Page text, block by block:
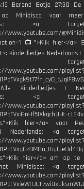
Berend Botje 27:30
op Minidisco voor
<a
www.youtube.com/
📺">Klik hier</a>
Kinderliedjes Nederlands |
www.youtube.com/
Kinderliedjes |
<a
www.youtube.com/
hier</a> voor
Nederlands: <a
www.youtube.com/
hier</a> om op te
Minidisco: <a
www.youtube.com/